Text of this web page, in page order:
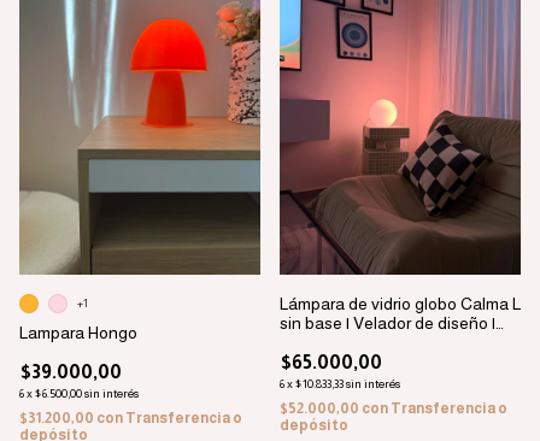
Lampara Hongo
$39.000,00
6x$6.500,00sin interés
$31.200,00 con Transferencia o
depósito
+1
Lámpara de vidrio globo Calma L
sin base | Velador de diseño |
$65.000,00
6x$10.833,33sin interés
$52.000,00 con Transferencia o
depósito